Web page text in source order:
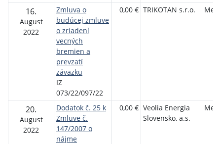
16.
August
2022
Zmluva o
budúcej zmluve
o zriadení
vecných
bremien a
prevzatí
záväzku
IZ
073/22/097/22
0,00 € TRIKOTAN s.r.o.
20.
August
2022
Dodatok č. 25 k
Zmluve č.
147/2007 o
nájme
0,00 € Veolia Energia
Slovensko, a.s.